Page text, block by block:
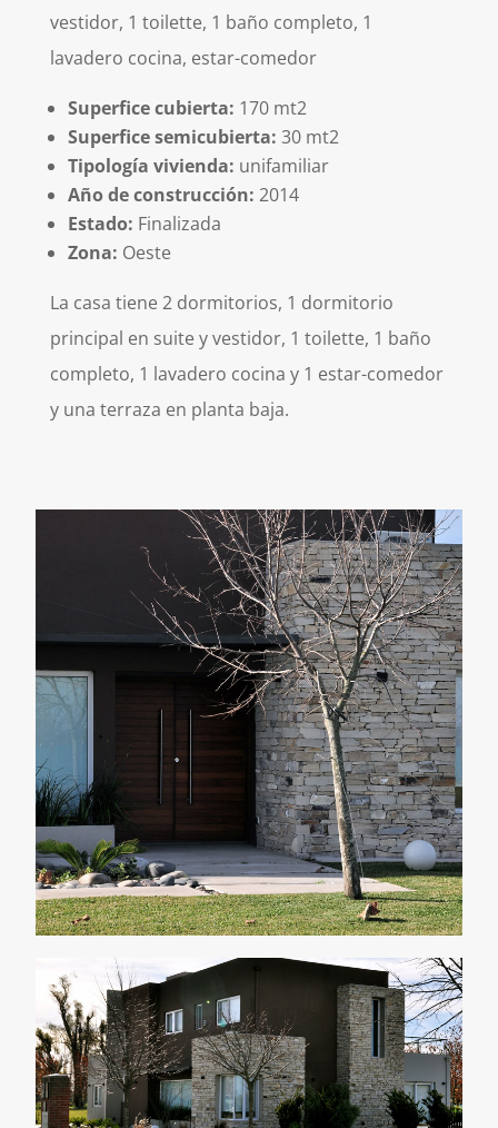
vestidor, 1 toilette, 1 baño completo, 1
lavadero cocina, estar-comedor
Superfice cubierta: 170 mt2
Superfice semicubierta: 30 mt2
Tipología vivienda: unifamiliar
Año de construcción: 2014
Estado: Finalizada
Zona: Oeste
La casa tiene 2 dormitorios, 1 dormitorio
principal en suite y vestidor, 1 toilette, 1 baño
completo, 1 lavadero cocina y 1 estar-comedor
y una terraza en planta baja.